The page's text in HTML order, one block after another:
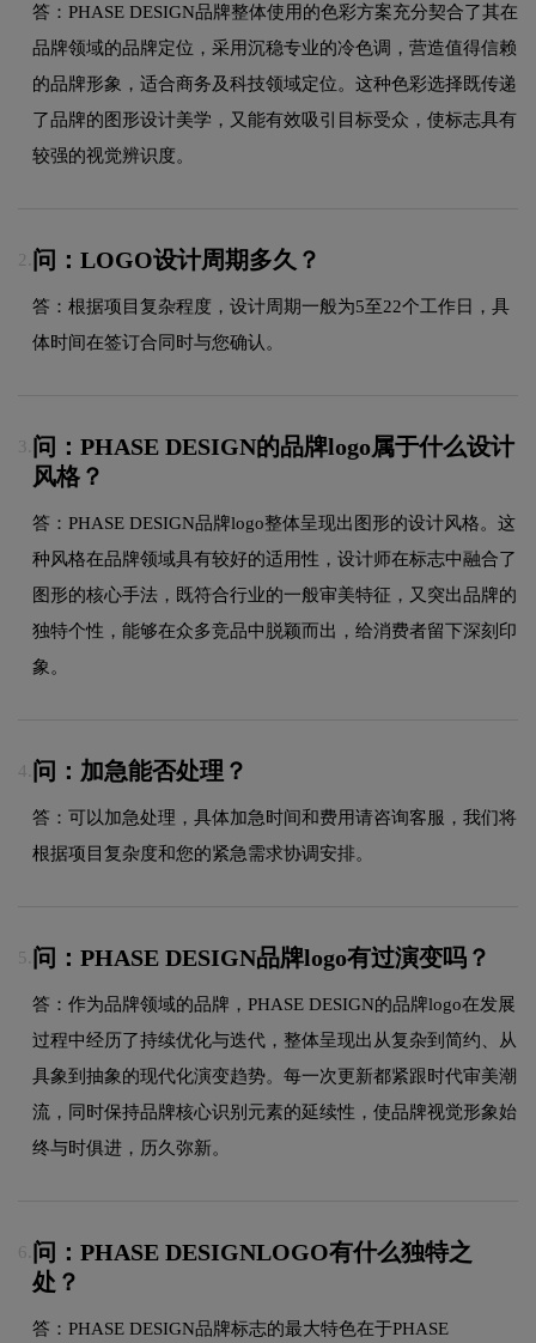
答：PHASE DESIGN品牌整体使用的色彩方案充分契合了其在
品牌领域的品牌定位，采用沉稳专业的冷色调，营造值得信赖
的品牌形象，适合商务及科技领域定位。这种色彩选择既传递
了品牌的图形设计美学，又能有效吸引目标受众，使标志具有
较强的视觉辨识度。
2. 问：LOGO设计周期多久？
答：根据项目复杂程度，设计周期一般为5至22个工作日，具
体时间在签订合同时与您确认。
3. 问：PHASE DESIGN的品牌logo属于什么设计
风格？
答：PHASE DESIGN品牌logo整体呈现出图形的设计风格。这
种风格在品牌领域具有较好的适用性，设计师在标志中融合了
图形的核心手法，既符合行业的一般审美特征，又突出品牌的
独特个性，能够在众多竞品中脱颖而出，给消费者留下深刻印
象。
4. 问：加急能否处理？
答：可以加急处理，具体加急时间和费用请咨询客服，我们将
根据项目复杂度和您的紧急需求协调安排。
5. 问：PHASE DESIGN品牌logo有过演变吗？
答：作为品牌领域的品牌，PHASE DESIGN的品牌logo在发展
过程中经历了持续优化与迭代，整体呈现出从复杂到简约、从
具象到抽象的现代化演变趋势。每一次更新都紧跟时代审美潮
流，同时保持品牌核心识别元素的延续性，使品牌视觉形象始
终与时俱进，历久弥新。
6. 问：PHASE DESIGNLOGO有什么独特之
处？
答：PHASE DESIGN品牌标志的最大特色在于PHASE